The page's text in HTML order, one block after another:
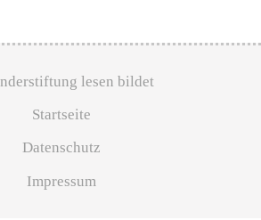
lesen bildet
Startseite
Datenschutz
Impressum